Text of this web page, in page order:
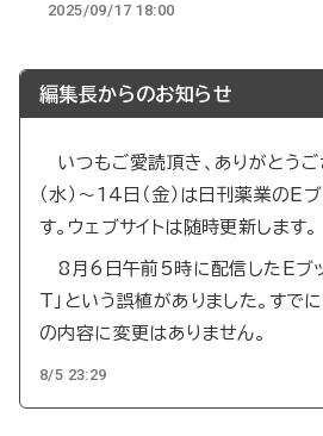
2025/09/17 18:00
編集長からのお知らせ
いつもご愛読頂き、ありがとう
（水）～14日（金）は日刊薬業のE
す。ウェブサイトは随時更新します。
8月6日午前5時に配信したEブ
T」という誤植がありました。すで
の内容に変更はありません。
8/5 23:29